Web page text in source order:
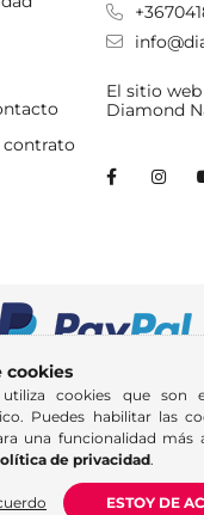
contrato
El sitio
Diamond
cookies
cookies que son
Puedes habilitar las
una funcionalidad más
de privacidad.
ESTOY DE